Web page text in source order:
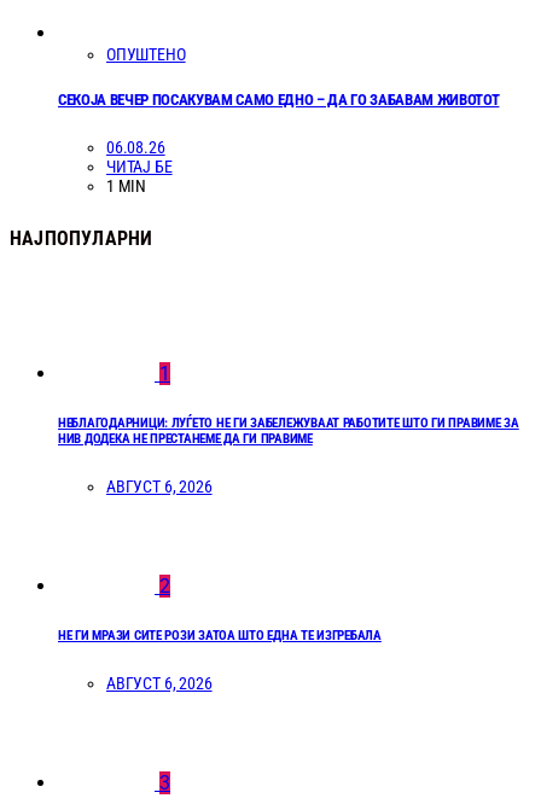
ОПУШТЕНО
СЕКОЈА ВЕЧЕР ПОСАКУВАМ САМО ЕДНО – ДА ГО ЗАБАВАМ ЖИВОТОТ
06.08.26
ЧИТАЈ БЕ
1 MIN
НАЈПОПУЛАРНИ
1
НЕБЛАГОДАРНИЦИ: ЛУЃЕТО НЕ ГИ ЗАБЕЛЕЖУВААТ РАБОТИТЕ ШТО ГИ ПРАВИМЕ ЗА
НИВ ДОДЕКА НЕ ПРЕСТАНЕМЕ ДА ГИ ПРАВИМЕ
АВГУСТ 6, 2026
2
НЕ ГИ МРАЗИ СИТЕ РОЗИ ЗАТОА ШТО ЕДНА ТЕ ИЗГРЕБАЛА
АВГУСТ 6, 2026
3